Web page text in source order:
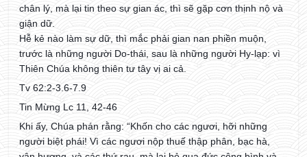
chân lý, mà lại tin theo sự gian ác, thì sẽ gặp cơn thịnh nộ và
giận dữ.
Hễ kẻ nào làm sự dữ, thì mắc phải gian nan phiền muộn,
trước là những người Do-thái, sau là những người Hy-lạp: vì
Thiên Chúa không thiên tư tây vị ai cả.
Tv 62:2-3.6-7.9
Tin Mừng Lc 11, 42-46
Khi ấy, Chúa phán rằng: “Khốn cho các ngươi, hỡi những
người biệt phái! Vì các ngươi nộp thuế thập phân, bạc hà,